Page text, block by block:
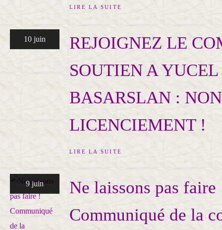
LIRE LA SUITE
10 juin
REJOIGNEZ LE
SOUTIEN A YUCEL
BASARSLAN :
LICENCIEMENT !
LIRE LA SUITE
9 juin
Ne laissons pas faire
Communiqué de la